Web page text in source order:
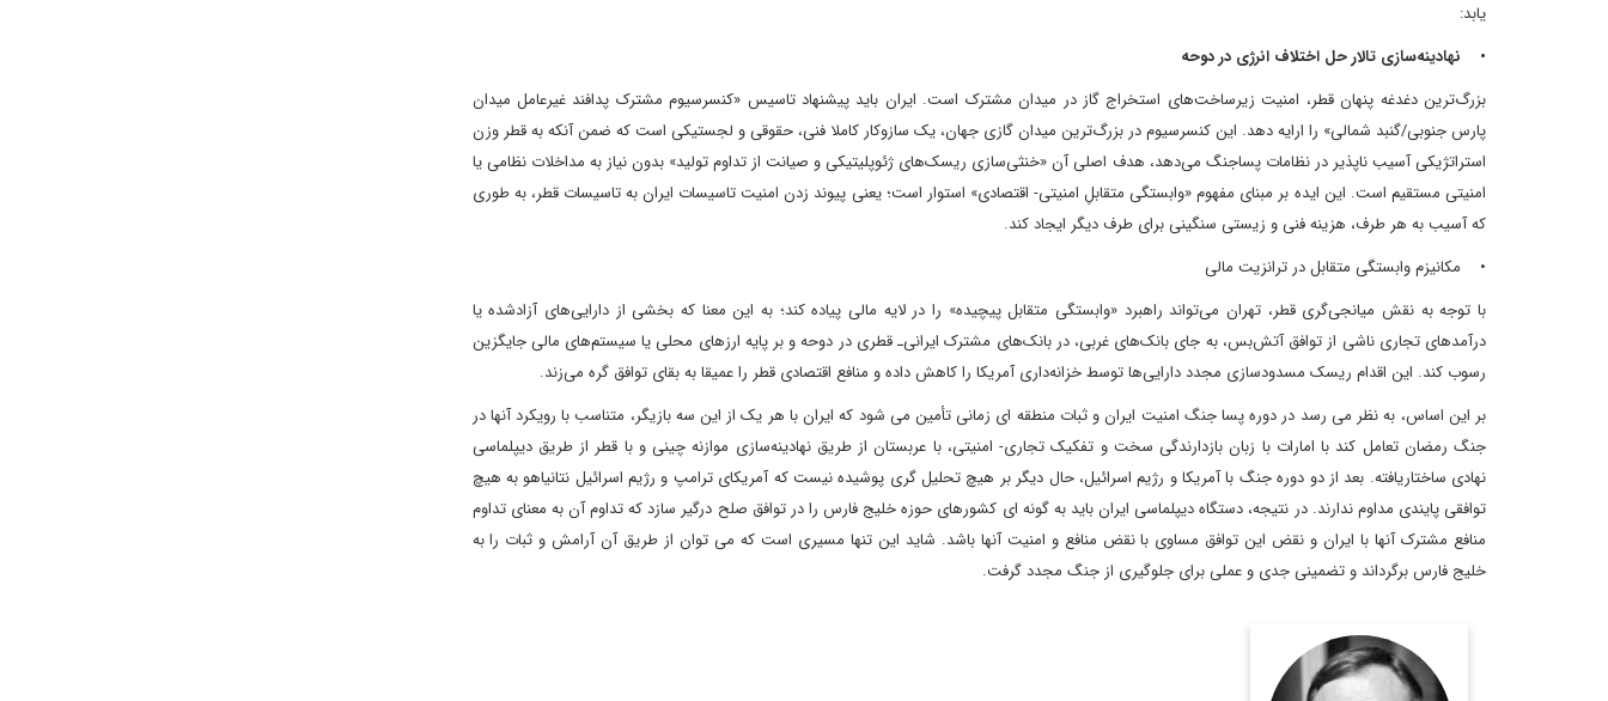
یابد:
• نهادینه‌سازی تالار حل اختلاف انرژی در دوحه
بزرگ‌ترین دغدغه پنهان قطر، امنیت زیرساخت‌های استخراج گاز در میدان مشترک است. ایران باید پیشنهاد تاسیس «کنسرسیوم مشترک پدافند غیرعامل میدان
پارس جنوبی/گنبد شمالی» را ارایه دهد. این کنسرسیوم در بزرگ‌ترین میدان گازی جهان، یک سازوکار کاملا فنی، حقوقی و لجستیکی است که ضمن آنکه به قطر وزن
استراتژیکی آسیب ناپذیر در نظامات پساجنگ می‌دهد، هدف اصلی آن «خنثی‌سازی ریسک‌های ژئوپلیتیکی و صیانت از تداوم تولید» بدون نیاز به مداخلات نظامی یا
امنیتی مستقیم است. این ایده بر مبنای مفهوم «وابستگی متقابلِ امنیتی- اقتصادی» استوار است؛ یعنی پیوند زدن امنیت تاسیسات ایران به تاسیسات قطر، به طوری
که آسیب به هر طرف، هزینه فنی و زیستی سنگینی برای طرف دیگر ایجاد کند.
• مکانیزم وابستگی متقابل در ترانزیت مالی
با توجه به نقش میانجی‌گری قطر، تهران می‌تواند راهبرد «وابستگی متقابل پیچیده» را در لایه مالی پیاده کند؛ به این معنا که بخشی از دارایی‌های آزادشده یا
درآمدهای تجاری ناشی از توافق آتش‌بس، به جای بانک‌های غربی، در بانک‌های مشترک ایرانی‌ـ ‌قطری در دوحه و بر پایه ارزهای محلی یا سیستم‌های مالی جایگزین
رسوب کند. این اقدام ریسک مسدودسازی مجدد دارایی‌ها توسط خزانه‌داری آمریکا را کاهش داده و منافع اقتصادی قطر را عمیقا به بقای توافق گره می‌زند.
بر این اساس، به نظر می رسد در دوره پسا جنگ امنیت ایران و ثبات منطقه ای زمانی تأمین می شود که ایران با هر یک از این سه بازیگر، متناسب با رویکرد آنها در
جنگ رمضان تعامل کند با امارات با زبان بازدارندگی سخت و تفکیک تجاری- امنیتی، با عربستان از طریق نهادینه‌سازی موازنه چینی و با قطر از طریق دیپلماسی
نهادی ساختاریافته. بعد از دو دوره جنگ با آمریکا و رژیم اسرائیل، حال دیگر بر هیچ تحلیل گری پوشیده نیست که آمریکای ترامپ و رژیم اسرائیل نتانیاهو به هیچ
توافقی پایندی مداوم ندارند. در نتیجه، دستگاه دیپلماسی ایران باید به گونه ای کشورهای حوزه خلیج فارس را در توافق صلح درگیر سازد که تداوم آن به معنای تداوم
منافع مشترک آنها با ایران و نقض این توافق مساوی با نقض منافع و امنیت آنها باشد. شاید این تنها مسیری است که می توان از طریق آن آرامش و ثبات را به
خلیج فارس برگرداند و تضمینی جدی و عملی برای جلوگیری از جنگ مجدد گرفت.
دکتر محمد مهدی